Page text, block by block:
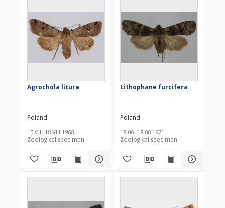
Agrochola litura
Poland
15.VII.-18.VIII.1968
Zoological specimen
Lithophane furcifera
Poland
18.06.-18.08.1971
Zoological specimen